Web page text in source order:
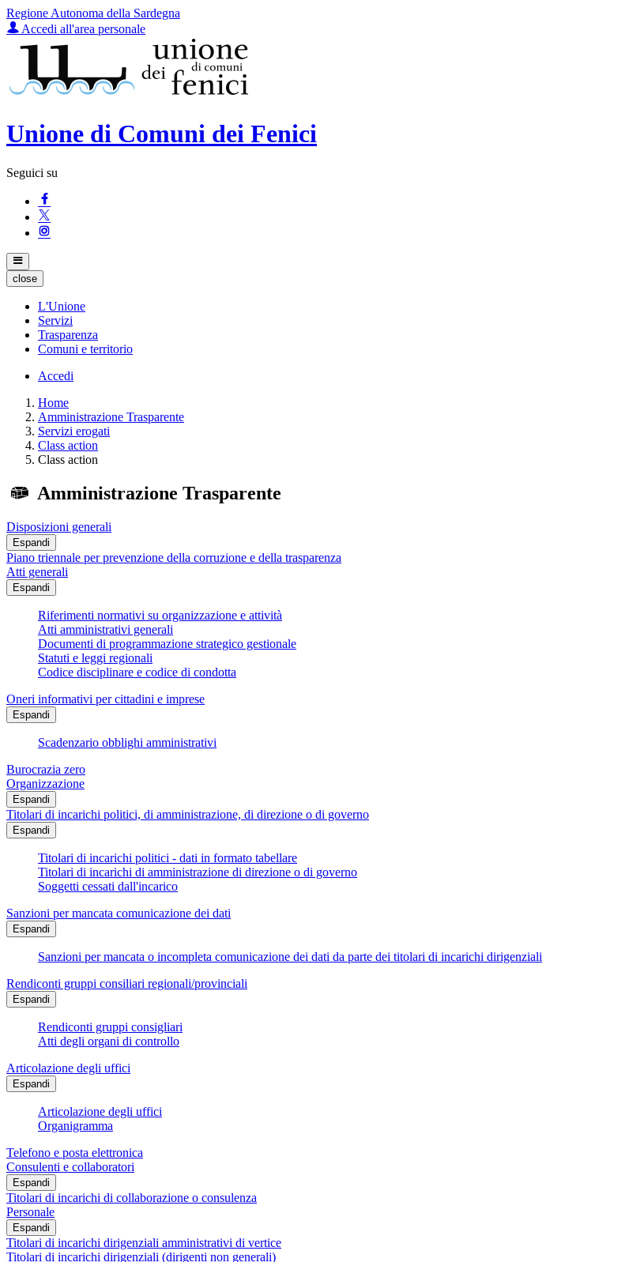
Regione Autonoma della Sardegna
Accedi all'area personale
Unione di Comuni dei Fenici
Seguici su
close
L'Unione
Servizi
Trasparenza
Comuni e territorio
Accedi
Home
Amministrazione Trasparente
Servizi erogati
Class action
Class action
Amministrazione Trasparente
Disposizioni generali
Espandi
Piano triennale per prevenzione della corruzione e della trasparenza
Atti generali
Espandi
Riferimenti normativi su organizzazione e attività
Atti amministrativi generali
Documenti di programmazione strategico gestionale
Statuti e leggi regionali
Codice disciplinare e codice di condotta
Oneri informativi per cittadini e imprese
Espandi
Scadenzario obblighi amministrativi
Burocrazia zero
Organizzazione
Espandi
Titolari di incarichi politici, di amministrazione, di direzione o di governo
Espandi
Titolari di incarichi politici - dati in formato tabellare
Titolari di incarichi di amministrazione di direzione o di governo
Soggetti cessati dall'incarico
Sanzioni per mancata comunicazione dei dati
Espandi
Sanzioni per mancata o incompleta comunicazione dei dati da parte dei titolari di incarichi dirigenziali
Rendiconti gruppi consiliari regionali/provinciali
Espandi
Rendiconti gruppi consigliari
Atti degli organi di controllo
Articolazione degli uffici
Espandi
Articolazione degli uffici
Organigramma
Telefono e posta elettronica
Consulenti e collaboratori
Espandi
Titolari di incarichi di collaborazione o consulenza
Personale
Espandi
Titolari di incarichi dirigenziali amministrativi di vertice
Titolari di incarichi dirigenziali (dirigenti non generali)